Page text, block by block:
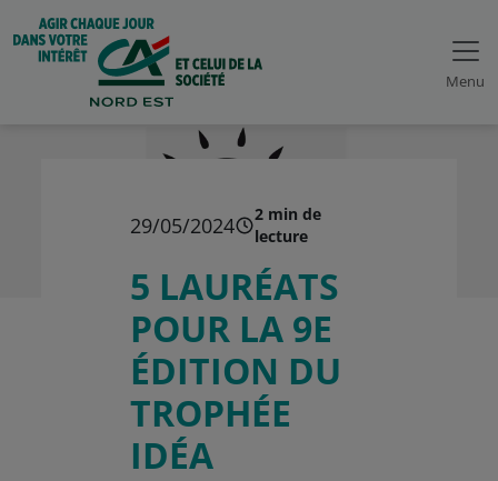
Menu
29/05/2024
2 min de
lecture
5 LAURÉATS
POUR LA 9E
ÉDITION DU
TROPHÉE
IDÉA